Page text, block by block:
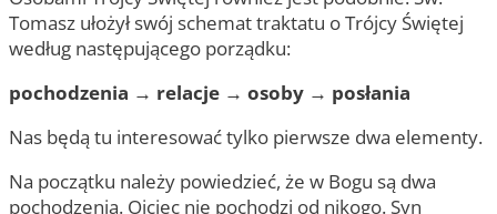
Tomasz ułożył swój schemat traktatu o Trójcy Świętej
według następującego porządku:
pochodzenia → relacje → osoby → posłania
Nas będą tu interesować tylko pierwsze dwa elementy.
Na początku należy powiedzieć, że w Bogu są dwa
pochodzenia. Ojciec nie pochodzi od nikogo. Syn